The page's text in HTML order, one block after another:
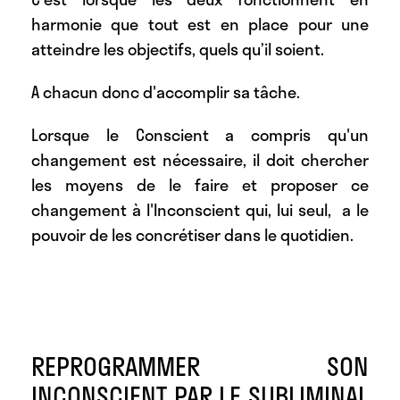
harmonie que tout est en place pour une
atteindre les objectifs, quels qu’il soient.
A chacun donc d'accomplir sa tâche.
Lorsque le Conscient a compris qu'un
changement est nécessaire, il doit chercher
les moyens de le faire et proposer ce
changement à l'Inconscient qui, lui seul, a le
pouvoir de les concrétiser dans le quotidien.
REPROGRAMMER SON